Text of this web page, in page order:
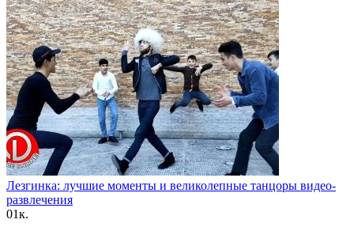
Лезгинка: лучшие моменты и великолепные танцоры видео-
развлечения
01к.